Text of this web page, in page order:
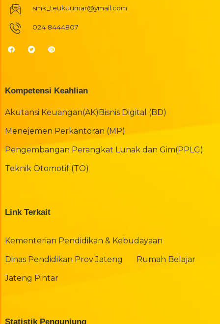
smk_teukuumar@ymail.com
024 8444807
Kompetensi Keahlian
Akutansi Keuangan(AK) Bisnis Digital (BD)
Menejemen Perkantoran (MP)
Pengembangan Perangkat Lunak dan Gim(PPLG)
Teknik Otomotif (TO)
Link Terkait
Kementerian Pendidikan & Kebudayaan
Dinas Pendidikan Prov Jateng
Rumah Belajar
Jateng Pintar
Statistik Pengunjung